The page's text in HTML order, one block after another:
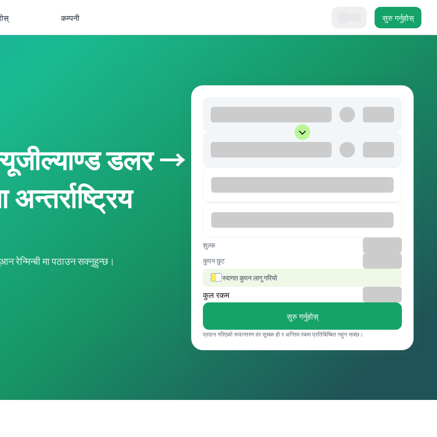
कम्पनी सुरु गर्नुहोस्
डलर →
रेन्मिन्बी मा पठाउन सक्नुहुन्छ।
शुल्क
कुपन छुट
स्वागत कुपन लागू गरियो
कुल रकम
सुरु गर्नुहोस्
प्रदान गरिएको रूपान्तरण दर सूचक हो र अन्तिम रकम प्रतिबिम्बित नहुन सक्छ।